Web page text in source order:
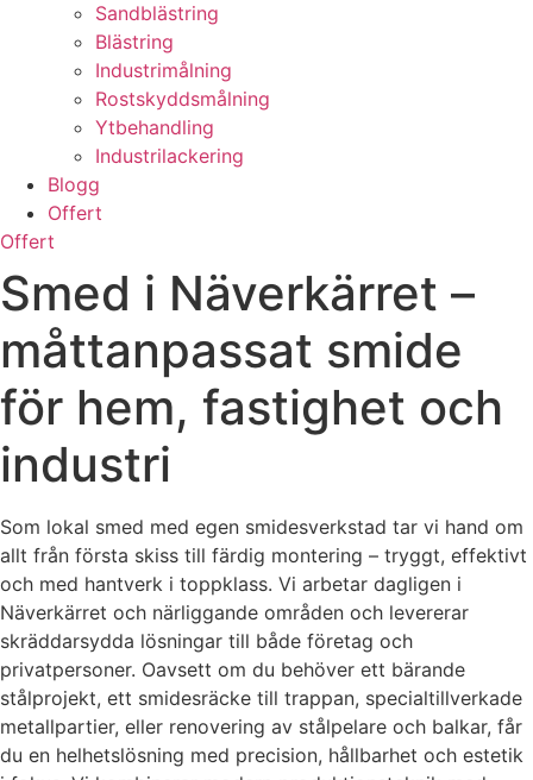
Sandblästring
Blästring
Industrimålning
Rostskyddsmålning
Ytbehandling
Industrilackering
Blogg
Offert
Offert
Smed i Näverkärret –
måttanpassat smide
för hem, fastighet och
industri
Som lokal smed med egen smidesverkstad tar vi hand om
allt från första skiss till färdig montering – tryggt, effektivt
och med hantverk i toppklass. Vi arbetar dagligen i
Näverkärret och närliggande områden och levererar
skräddarsydda lösningar till både företag och
privatpersoner. Oavsett om du behöver ett bärande
stålprojekt, ett smidesräcke till trappan, specialtillverkade
metallpartier, eller renovering av stålpelare och balkar, får
du en helhetslösning med precision, hållbarhet och estetik